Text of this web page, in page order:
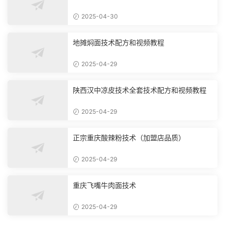
2025-04-30
地摊焖面技术配方和视频教程
2025-04-29
陕西汉中凉皮技术全套技术配方和视频教程
2025-04-29
正宗重庆酸辣粉技术（加盟店品质）
2025-04-29
重庆飞嘴牛肉面技术
2025-04-29